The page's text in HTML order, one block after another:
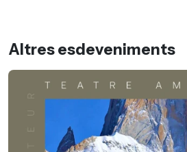
Altres esdeveniments